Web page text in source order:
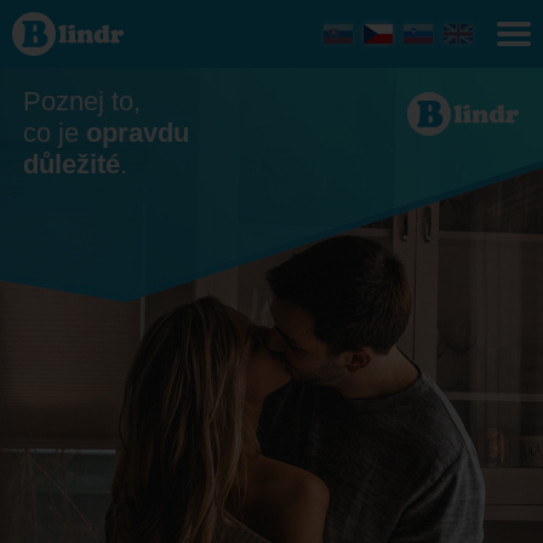
Seznamka -
On hledá ji
Středočeský
Poznej to,
co je opravdu
důležité.